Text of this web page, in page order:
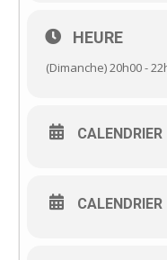
HEURE
(Dimanche) 20h00 -
CALENDRIER
CALENDRIER